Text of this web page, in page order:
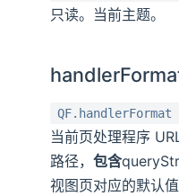
只读。当前主题。
当前页处理程序
路径， 包含
视图页对应的默认值